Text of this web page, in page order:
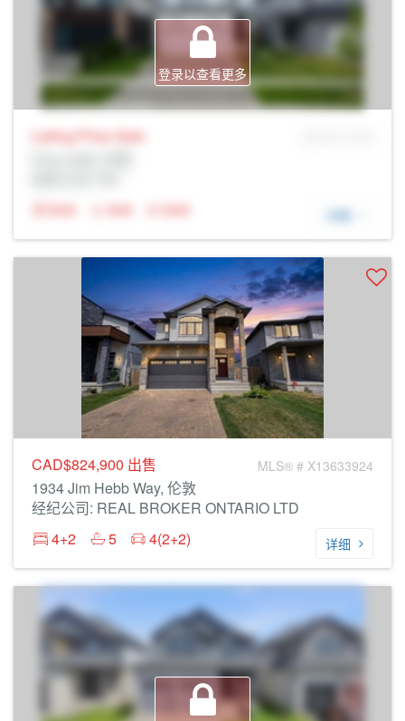
登录以查看更多
Listing Price Sale
N/A
N/A N/A 详细
CAD$824,900 出售 MLS® # X13633924
1934 Jim Hebb Way, 伦敦
经纪公司: REAL BROKER ONTARIO LTD
4+2
5 4(2+2) 详细